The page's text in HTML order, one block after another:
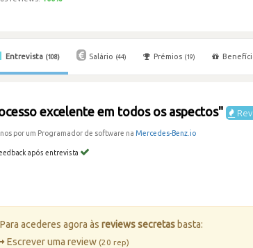
Entrevista (108) Salário (44) Prémios (19)
excelente em todos os aspectos"
por um Programador de software na Mercedes-Benz.io
após entrevista
Para acederes agora àsreviews secretas basta:
Escrever uma review(20 rep)